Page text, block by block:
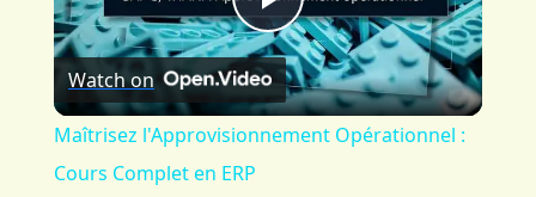
Play
Video
Watch on
Maîtrisez l'Approvisionnement Opérationnel :
Cours Complet en ERP